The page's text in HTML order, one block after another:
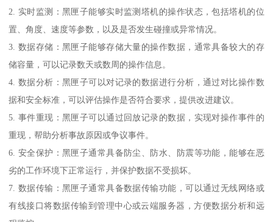
2. 实时监测：黑匣子能够实时监测塔机的操作状态，包括塔机的位
置、角度、速度等参数，以及是否发生碰撞或异常情况。
3. 数据存储：黑匣子能够存储大量的操作数据，通常具备较大的存
储容量，可以记录数天或数周的操作信息。
4. 数据分析：黑匣子可以对记录的数据进行分析，通过对比操作数
据和安全标准，可以评估操作是否符合要求，提供改进建议。
5. 事件重现：黑匣子可以通过回放记录的数据，实现对操作事件的
重现，帮助分析事故原因或争议事件。
6. 安全保护：黑匣子通常具备防尘、防水、防震等功能，能够在恶
劣的工作环境下正常运行，并保护数据不受损坏。
7. 数据传输：黑匣子通常具备数据传输功能，可以通过无线网络或
有线接口将数据传输到管理中心或云端服务器，方便数据分析和远